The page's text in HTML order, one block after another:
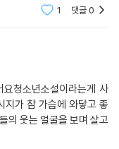
자
기.
부지런히 걸어왔다. 현재
더욱 치열하게 현재를
소년들과 호흡해야 하지
만 하는 청소년문학. 닮
다. 세계의 진보와 인물
1 댓글0
청소년소설이라는게 사
지가 참 가슴에 와닿고 좋
의 웃는 얼굴을 보며 살고